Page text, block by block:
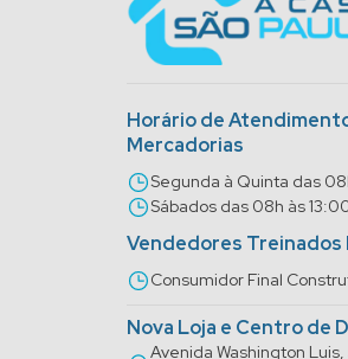
Horário de
Mercadorias
Segunda à Quinta das
Sábados das 08h às
Vendedores Treinados
Consumidor Final
Nova Loja e Centro de
Avenida Washington